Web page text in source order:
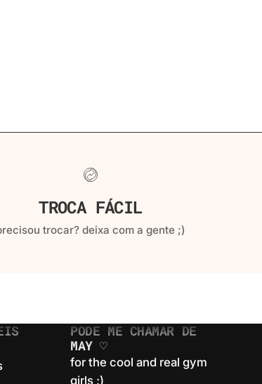
TROCA FÁCIL
trocar? deixa com a gente ;)
PODE ME CHAMAR DE
MAY ♡
for the cool and real gym
girls ;)